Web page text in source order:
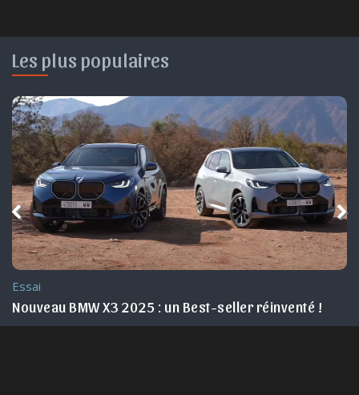
Les plus populaires
2025
Essai
Nouveau BMW X3 2025 : un Best-seller réinventé !